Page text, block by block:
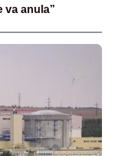
va anula”